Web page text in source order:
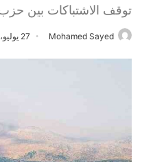
توقف الاشتباكات بين
Mohamed Sayed 27 يوليو، 2020